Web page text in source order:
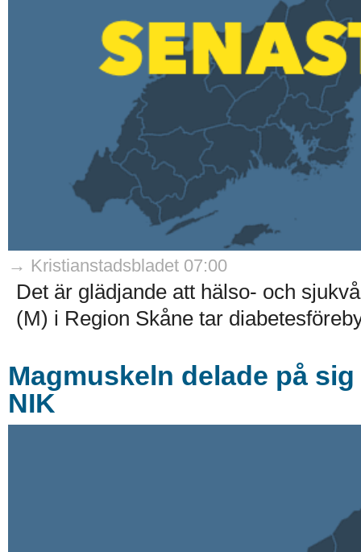
→ Kristianstadsbladet 07:00
Det är glädjande att hälso- och
(M) i Region Skåne tar
Magmuskeln delade på
NIK